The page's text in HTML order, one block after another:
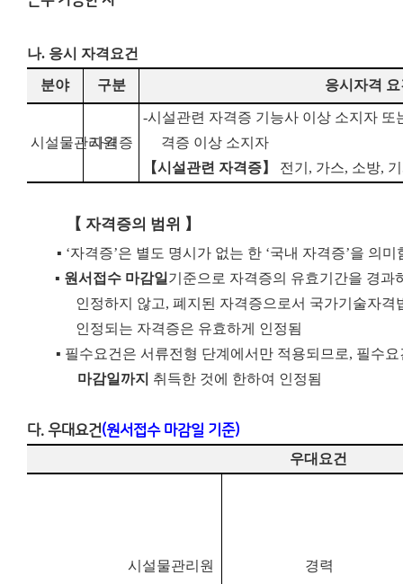
나. 응시 자격요건
분야 구분 응시자격
시설물관리원
자격증
-시설관련 자격증 기능사 이상 소지자 또
격증 이상 소지자
【시설관련 자격증】 전기 , 가스, 소방,
【 자격증의 범위 】
▪ ‘자격증’은 별도 명시가 없는 한 ‘국내 자격증’을 의미
▪ 원서접수 마감일 기준으로 자격증의 유효기간을 경과
인정하지 않고, 폐지된 자격증으로서 국가기술자격
인정되는 자격증은 유효하게 인정됨
▪ 필수요건은 서류전형 단계에서만 적용되므로, 필수
마감일까지 취득한 것에 한하여 인정됨
다. 우대요건(원서접수 마감일 기준)
우대요건
시설물관리원 경력